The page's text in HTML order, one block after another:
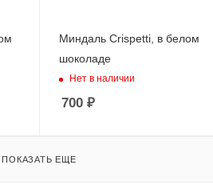
Миндаль Crispetti, в белом
шоколаде
Нет в наличии
700₽
ПОКАЗАТЬ ЕЩЕ